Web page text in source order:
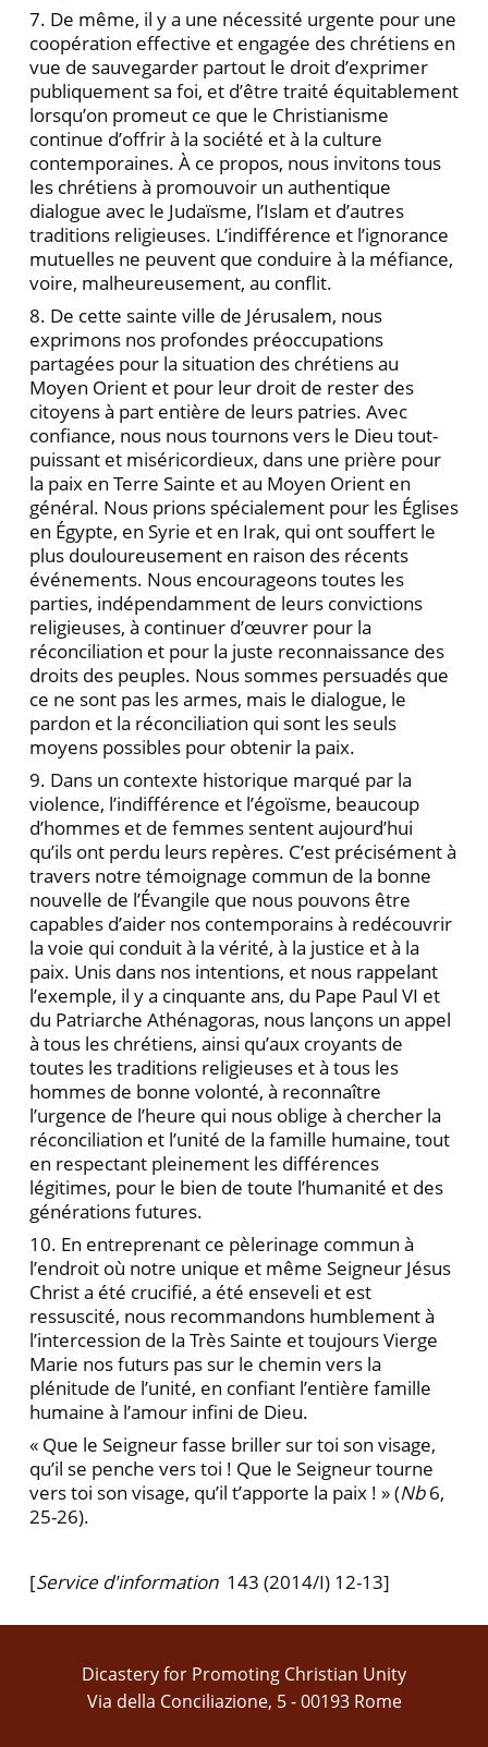
7. De même, il y a une nécessité urgente pour une
coopération effective et engagée des chrétiens en
vue de sauvegarder partout le droit d’exprimer
publiquement sa foi, et d’être traité équitablement
lorsqu’on promeut ce que le Christianisme
continue d’offrir à la société et à la culture
contemporaines. À ce propos, nous invitons tous
les chrétiens à promouvoir un authentique
dialogue avec le Judaïsme, l’Islam et d’autres
traditions religieuses. L’indifférence et l’ignorance
mutuelles ne peuvent que conduire à la méfiance,
voire, malheureusement, au conflit.
8. De cette sainte ville de Jérusalem, nous
exprimons nos profondes préoccupations
partagées pour la situation des chrétiens au
Moyen Orient et pour leur droit de rester des
citoyens à part entière de leurs patries. Avec
confiance, nous nous tournons vers le Dieu tout-
puissant et miséricordieux, dans une prière pour
la paix en Terre Sainte et au Moyen Orient en
général. Nous prions spécialement pour les Églises
en Égypte, en Syrie et en Irak, qui ont souffert le
plus douloureusement en raison des récents
événements. Nous encourageons toutes les
parties, indépendamment de leurs convictions
religieuses, à continuer d’œuvrer pour la
réconciliation et pour la juste reconnaissance des
droits des peuples. Nous sommes persuadés que
ce ne sont pas les armes, mais le dialogue, le
pardon et la réconciliation qui sont les seuls
moyens possibles pour obtenir la paix.
9. Dans un contexte historique marqué par la
violence, l’indifférence et l’égoïsme, beaucoup
d’hommes et de femmes sentent aujourd’hui
qu’ils ont perdu leurs repères. C’est précisément à
travers notre témoignage commun de la bonne
nouvelle de l’Évangile que nous pouvons être
capables d’aider nos contemporains à redécouvrir
la voie qui conduit à la vérité, à la justice et à la
paix. Unis dans nos intentions, et nous rappelant
l’exemple, il y a cinquante ans, du Pape Paul VI et
du Patriarche Athénagoras, nous lançons un appel
à tous les chrétiens, ainsi qu’aux croyants de
toutes les traditions religieuses et à tous les
hommes de bonne volonté, à reconnaître
l’urgence de l’heure qui nous oblige à chercher la
réconciliation et l’unité de la famille humaine, tout
en respectant pleinement les différences
légitimes, pour le bien de toute l’humanité et des
générations futures.
10. En entreprenant ce pèlerinage commun à
l’endroit où notre unique et même Seigneur Jésus
Christ a été crucifié, a été enseveli et est
ressuscité, nous recommandons humblement à
l’intercession de la Très Sainte et toujours Vierge
Marie nos futurs pas sur le chemin vers la
plénitude de l’unité, en confiant l’entière famille
humaine à l’amour infini de Dieu.
« Que le Seigneur fasse briller sur toi son visage,
qu’il se penche vers toi ! Que le Seigneur tourne
vers toi son visage, qu’il t’apporte la paix ! » (Nb6,
25-26).
[Service d'information 143 (2014/I) 12-13]
Dicastery for Promoting Christian Unity
Via della Conciliazione, 5 - 00193 Rome